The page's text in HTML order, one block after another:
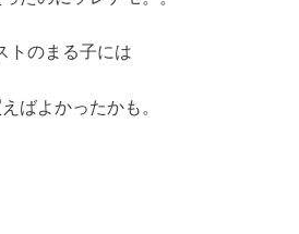
トのまる子には
ばよかったかも。